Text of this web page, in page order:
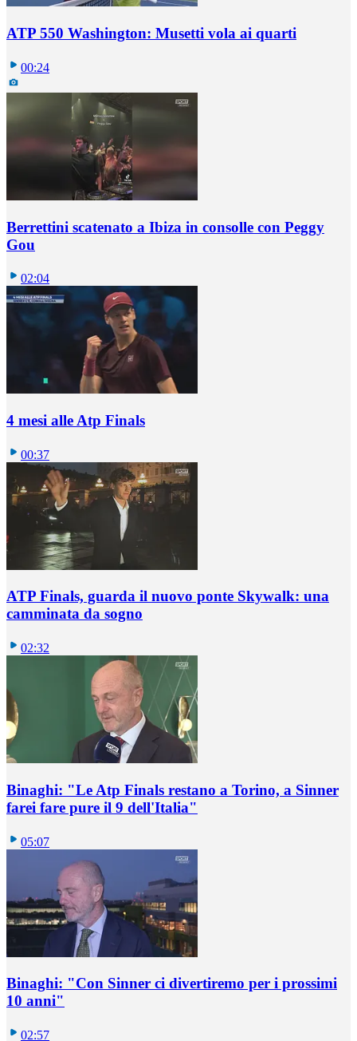
ATP 550 Washington: Musetti vola ai quarti
00:24
Berrettini scatenato a Ibiza in consolle con Peggy
Gou
02:04
4 mesi alle Atp Finals
00:37
ATP Finals, guarda il nuovo ponte Skywalk: una
camminata da sogno
02:32
Binaghi: "Le Atp Finals restano a Torino, a Sinner
farei fare pure il 9 dell'Italia"
05:07
Binaghi: "Con Sinner ci divertiremo per i prossimi
10 anni"
02:57